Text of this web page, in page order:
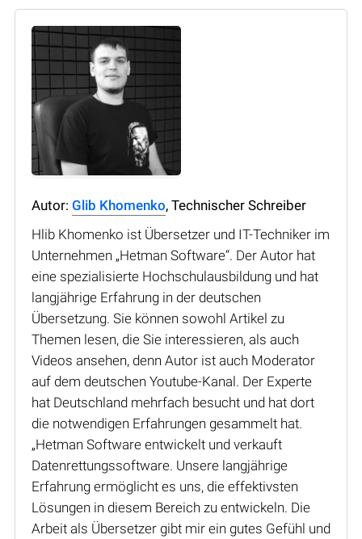
Autor: Glib Khomenko, Technischer Schreiber
Hlib Khomenko ist Übersetzer und IT-Techniker im
Unternehmen „Hetman Software“. Der Autor hat
eine spezialisierte Hochschulausbildung und hat
langjährige Erfahrung in der deutschen
Übersetzung. Sie können sowohl Artikel zu
Themen lesen, die Sie interessieren, als auch
Videos ansehen, denn Autor ist auch Moderator
auf dem deutschen Youtube-Kanal. Der Experte
hat Deutschland mehrfach besucht und hat dort
die notwendigen Erfahrungen gesammelt hat.
„Hetman Software entwickelt und verkauft
Datenrettungssoftware. Unsere langjährige
Erfahrung ermöglicht es uns, die effektivsten
Lösungen in diesem Bereich zu entwickeln. Die
Arbeit als Übersetzer gibt mir ein gutes Gefühl und